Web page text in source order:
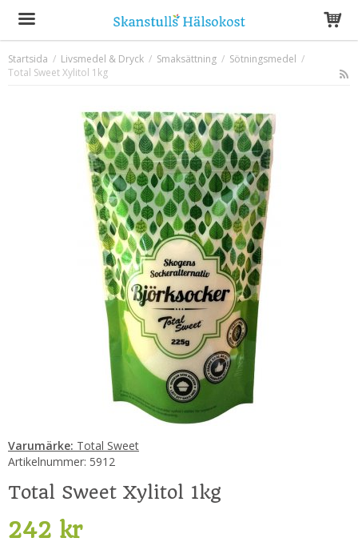
Produkten har blivit tillagd i varukorgen
Startsida / Livsmedel & Dryck / Smaksättning / Sötningsmedel /
Total Sweet Xylitol 1kg
Varumärke: Total Sweet
Artikelnummer: 5912
Total Sweet Xylitol 1kg
242 kr